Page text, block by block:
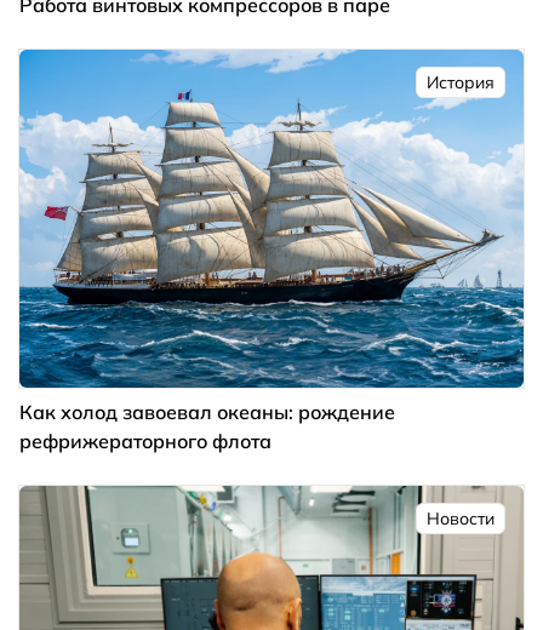
История
Как холод завоевал океаны: рождение
рефрижераторного флота
Новости